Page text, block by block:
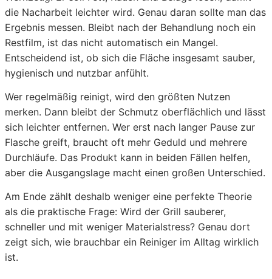
die Nacharbeit leichter wird. Genau daran sollte man das
Ergebnis messen. Bleibt nach der Behandlung noch ein
Restfilm, ist das nicht automatisch ein Mangel.
Entscheidend ist, ob sich die Fläche insgesamt sauber,
hygienisch und nutzbar anfühlt.
Wer regelmäßig reinigt, wird den größten Nutzen
merken. Dann bleibt der Schmutz oberflächlich und lässt
sich leichter entfernen. Wer erst nach langer Pause zur
Flasche greift, braucht oft mehr Geduld und mehrere
Durchläufe. Das Produkt kann in beiden Fällen helfen,
aber die Ausgangslage macht einen großen Unterschied.
Am Ende zählt deshalb weniger eine perfekte Theorie
als die praktische Frage: Wird der Grill sauberer,
schneller und mit weniger Materialstress? Genau dort
zeigt sich, wie brauchbar ein Reiniger im Alltag wirklich
ist.